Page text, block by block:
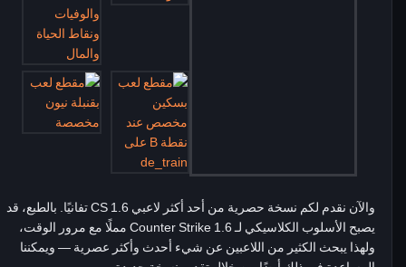
والآن نقدم لكم نسخة حصرية من أحد أكثر لاعبي CS 1.6 تفانيًا. بالطبع، قد
يصبح الأسلوب الكلاسيكي لـ Counter Strike 1.6 مملًا مع مرور الوقت،
ولهذا يبحث الكثير من اللاعبين عن شيء أحدث وأكثر عصرية — ويمكننا